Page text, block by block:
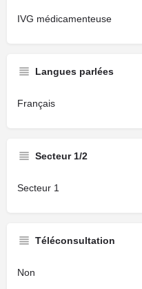
IVG médicamenteuse
Langues parlées
Français
Secteur 1/2
Secteur 1
Téléconsultation
Non